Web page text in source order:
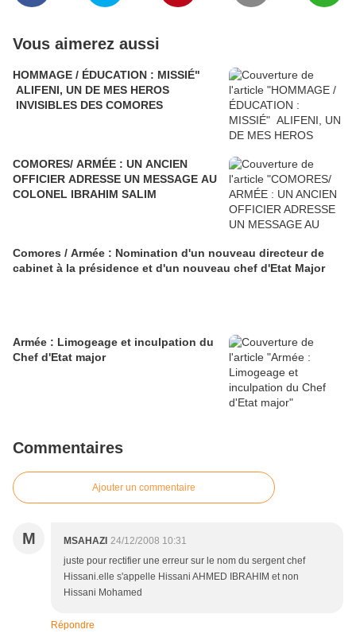
Vous aimerez aussi
HOMMAGE / ÉDUCATION : MISSIÉ"
ALIFENI, UN DE MES HEROS
INVISIBLES DES COMORES
COMORES/ ARMÉE : UN ANCIEN
OFFICIER ADRESSE UN MESSAGE AU
COLONEL IBRAHIM SALIM
Comores / Armée : Nomination d'un nouveau directeur de
cabinet à la présidence et d'un nouveau chef d'Etat Major
Armée : Limogeage et inculpation du
Chef d'Etat major
Commentaires
Ajouter un commentaire
M MSAHAZI 24/12/2008 10:31
juste pour rectifier une erreur sur le nom du sergent chef
Hissani.elle s'appelle Hissani AHMED IBRAHIM et non
Hissani Mohamed
Répondre